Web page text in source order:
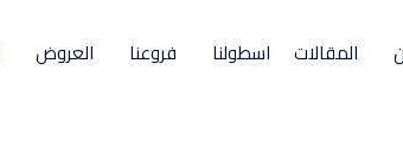
المقالات اسطولنا فروعنا العروض